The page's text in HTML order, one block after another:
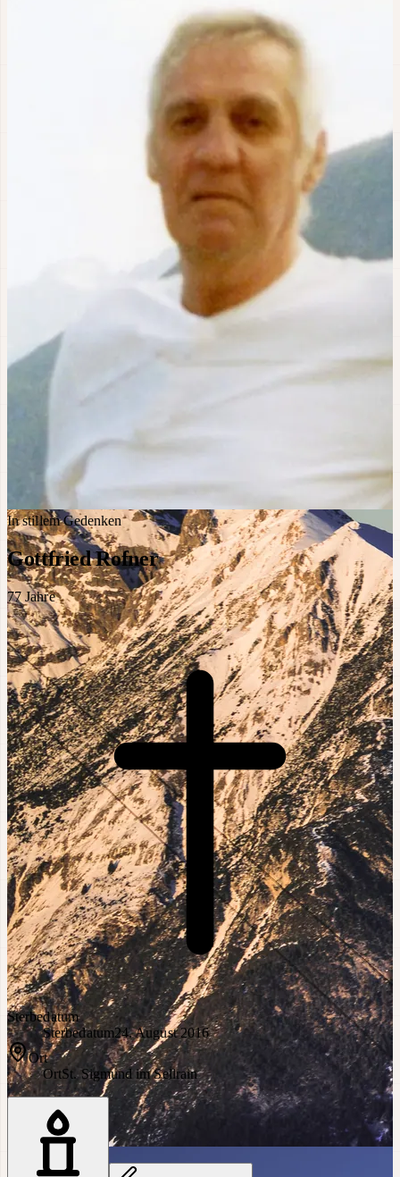
In stillem Gedenken
Gottfried Rofner
77Jahre
Sterbedatum
Sterbedatum24. August 2016
Ort
OrtSt. Sigmund im Sellrain